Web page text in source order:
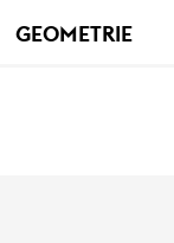
GEOMETRIE